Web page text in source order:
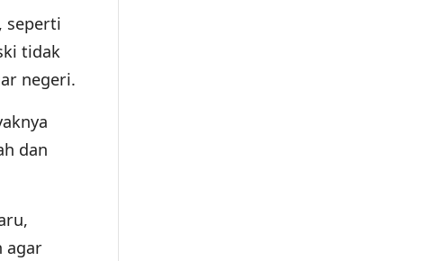
seperti
tidak
negeri.
dan
agar